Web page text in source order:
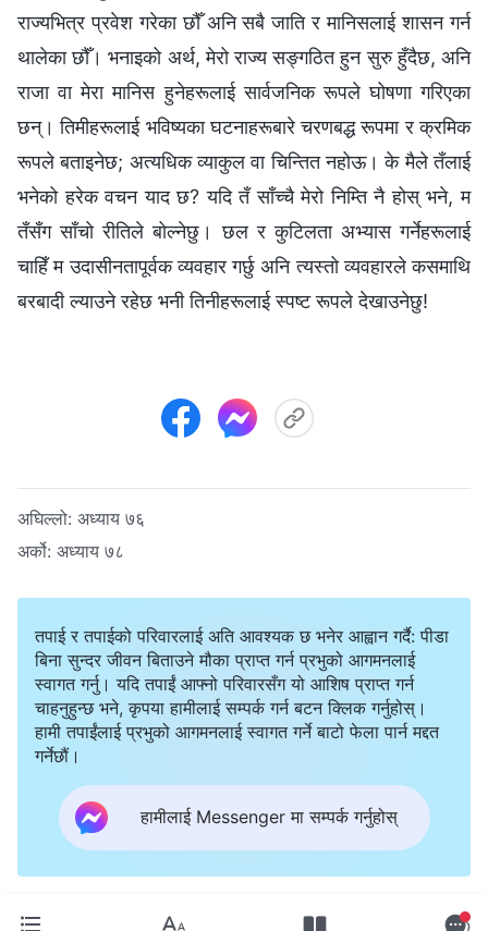
राज्यभित्र प्रवेश गरेका छौँ अनि सबै जाति र मानिसलाई शासन गर्न
थालेका छौँ। भनाइको अर्थ, मेरो राज्य सङ्गठित हुन सुरु हुँदैछ, अनि
राजा वा मेरा मानिस हुनेहरूलाई सार्वजनिक रूपले घोषणा गरिएका
छन्। तिमीहरूलाई भविष्यका घटनाहरूबारे चरणबद्ध रूपमा र क्रमिक
रूपले बताइनेछ; अत्यधिक व्याकुल वा चिन्तित नहोऊ। के मैले तँलाई
भनेको हरेक वचन याद छ? यदि तँ साँच्चै मेरो निम्ति नै होस् भने, म
तँसँग साँचो रीतिले बोल्नेछु। छल र कुटिलता अभ्यास गर्नेहरूलाई
चाहिँ म उदासीनतापूर्वक व्यवहार गर्छु अनि त्यस्तो व्यवहारले कसमाथि
बरबादी ल्याउने रहेछ भनी तिनीहरूलाई स्पष्ट रूपले देखाउनेछु!
अघिल्लो: अध्याय ७६
अर्को: अध्याय ७८
तपाई र तपाईको परिवारलाई अति आवश्यक छ भनेर आह्वान गर्दै: पीडा
बिना सुन्दर जीवन बिताउने मौका प्राप्त गर्न प्रभुको आगमनलाई
स्वागत गर्नु। यदि तपाईं आफ्नो परिवारसँग यो आशिष प्राप्त गर्न
चाहनुहुन्छ भने, कृपया हामीलाई सम्पर्क गर्न बटन क्लिक गर्नुहोस्।
हामी तपाईंलाई प्रभुको आगमनलाई स्वागत गर्ने बाटो फेला पार्न मद्दत
गर्नेछौं।
हामीलाई Messenger मा सम्पर्क गर्नुहोस्